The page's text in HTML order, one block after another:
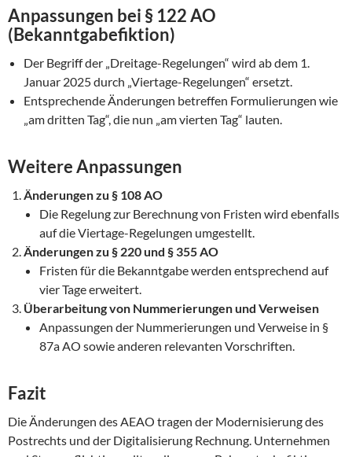
Anpassungen bei § 122 AO
(Bekanntgabefiktion)
Der Begriff der „Dreitage-Regelungen“ wird ab dem 1.
Januar 2025 durch „Viertage-Regelungen“ ersetzt.
Entsprechende Änderungen betreffen Formulierungen wie
„am dritten Tag“, die nun „am vierten Tag“ lauten.
Weitere Anpassungen
Änderungen zu § 108 AO
Die Regelung zur Berechnung von Fristen wird ebenfalls
auf die Viertage-Regelungen umgestellt.
Änderungen zu § 220 und § 355 AO
Fristen für die Bekanntgabe werden entsprechend auf
vier Tage erweitert.
Überarbeitung von Nummerierungen und Verweisen
Anpassungen der Nummerierungen und Verweise in §
87a AO sowie anderen relevanten Vorschriften.
Fazit
Die Änderungen des AEAO tragen der Modernisierung des
Postrechts und der Digitalisierung Rechnung. Unternehmen